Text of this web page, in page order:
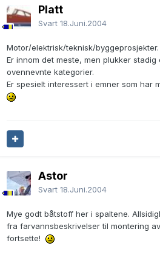
Platt
Svart 18.Juni.2004
Motor/elektrisk/teknisk/byggeprosjekter.
Er innom det meste, men plukker stadig
ovennevnte kategorier.
Er spesielt interessert i emner som har
Astor
Svart 18.Juni.2004
Mye godt båtstoff her i spaltene.
fra farvannsbeskrivelser til montering
fortsette!